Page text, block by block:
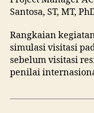
Santosa, ST, MT,
Rangkaian
simulasi visitasi
sebelum visitasi
penilai